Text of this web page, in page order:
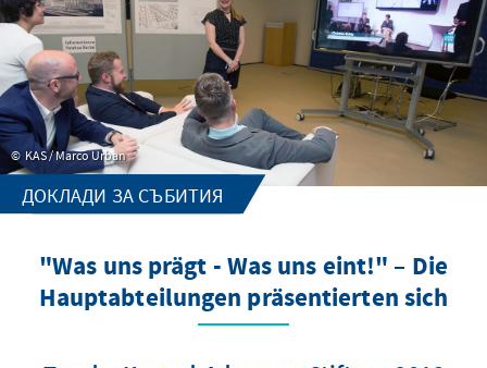
KAS / Marco Urban
ДОКЛАДИ ЗА СЪБИТИЯ
"Was uns prägt - Was uns eint!" – Die
Hauptabteilungen präsentierten sich